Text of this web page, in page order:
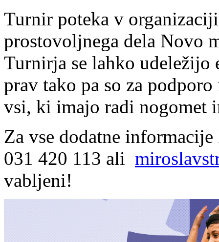
Turnir poteka v
prostovoljnega dela Novo
Turnirja se lahko udeležijo
prav tako pa so za
vsi, ki imajo radi nogomet
Za vse dodatne
031 420 113 ali
vabljeni!